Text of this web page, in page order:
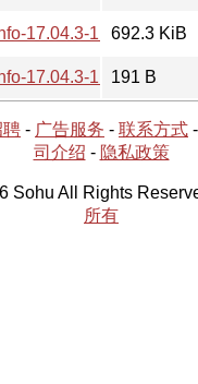
17.04.3-1.tar.xz692.3 KiB
17.04.3-1.hint191 B
聘 - 广告服务 - 联系方式 -
司介绍 - 隐私政策
Sohu All Rights
所有